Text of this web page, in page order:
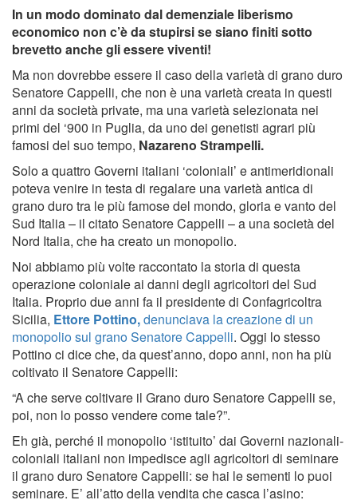
In un modo dominato dal demenziale liberismo
economico non c’è da stupirsi se siano finiti sotto
brevetto anche gli essere viventi!
Ma non dovrebbe essere il caso della varietà di grano duro
Senatore Cappelli, che non è una varietà creata in questi
anni da società private, ma una varietà selezionata nei
primi del ‘900 in Puglia, da uno dei genetisti agrari più
famosi del suo tempo, Nazareno Strampelli.
Solo a quattro Governi italiani ‘coloniali’ e antimeridionali
poteva venire in testa di regalare una varietà antica di
grano duro tra le più famose del mondo, gloria e vanto del
Sud Italia – il citato Senatore Cappelli – a una società del
Nord Italia, che ha creato un monopolio.
Noi abbiamo più volte raccontato la storia di questa
operazione coloniale ai danni degli agricoltori del Sud
Italia. Proprio due anni fa il presidente di Confagricoltra
Sicilia, Ettore Pottino,denunciava la creazione di un
monopolio sul grano Senatore Cappelli. Oggi lo stesso
Pottino ci dice che, da quest’anno, dopo anni, non ha più
coltivato il Senatore Cappelli:
“A che serve coltivare il Grano duro Senatore Cappelli se,
poi, non lo posso vendere come tale?”.
Eh già, perché il monopolio ‘istituito’ dai Governi nazionali-
coloniali italiani non impedisce agli agricoltori di seminare
il grano duro Senatore Cappelli: se hai le sementi lo puoi
seminare. E’ all’atto della vendita che casca l’asino: